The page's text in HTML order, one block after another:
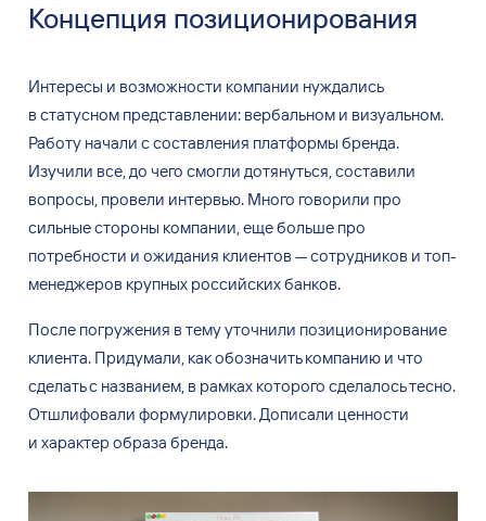
Концепция позиционирования
Интересы и возможности компании нуждались
в статусном представлении: вербальном и визуальном.
Работу начали ссоставления платформы бренда.
Изучили все, до чего смогли дотянуться, составили
вопросы, провели интервью. Много говорили про
сильные стороны компании, еще больше про
потребности и ожидания клиентов —сотрудников и топ-
менеджеров крупных российских банков.
После погружения в тему уточнили позиционирование
клиента. Придумали, как обозначить компанию и что
сделать с названием, в рамках которого сделалось тесно.
Отшлифовали формулировки. Дописали ценности
и характер образа бренда.